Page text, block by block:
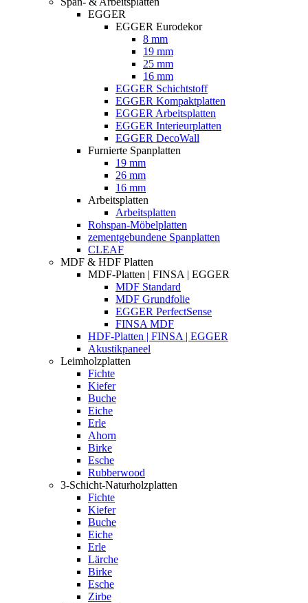
EGGER
EGGER Eurodekor
8 mm
19 mm
25 mm
16 mm
EGGER Schichtstoff
EGGER Kompaktplatten
EGGER Arbeitsplatten
EGGER Interieurplatten
EGGER DecoWall
Furnierte Spanplatten
19 mm
26 mm
16 mm
Arbeitsplatten
Arbeitsplatten
Rohspan-Möbelplatten
zementgebundene Spanplatten
CLEAF
MDF & HDF Platten
MDF-Platten | FINSA | EGGER
MDF Standard
MDF Grundfolie
EGGER PerfectSense
FINSA MDF
HDF-Platten | FINSA | EGGER
Akustikpaneel
Leimholzplatten
Fichte
Kiefer
Buche
Eiche
Erle
Ahorn
Birke
Esche
Rubberwood
3-Schicht-Naturholzplatten
Fichte
Kiefer
Buche
Eiche
Erle
Lärche
Birke
Esche
Zirbe